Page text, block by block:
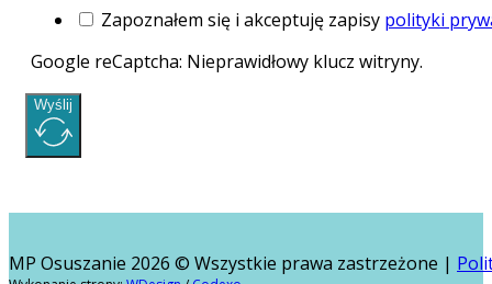
Zapoznałem się i akceptuję zapisy polityki
Google reCaptcha: Nieprawidłowy klucz witryny.
Wyślij
MP Osuszanie 2026 © Wszystkie prawa zastrzeżone |